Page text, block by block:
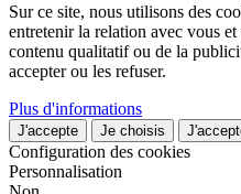
Sur ce site, nous utilisons des
entretenir la relation avec vous
contenu qualitatif ou de la
accepter ou les refuser.
Plus d'informations
J'accepte Je choisis
Configuration des cookies
Personnalisation